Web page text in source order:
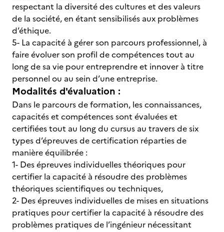
respectant la diversité des cultures et des valeurs
de la société, en étant sensibilisés aux problèmes
d’éthique.
5- La capacité à gérer son parcours professionnel, à
faire évoluer son profil de compétences tout au
long de sa vie pour entreprendre et innover à titre
personnel ou au sein d’une entreprise.
Modalités d'évaluation :
Dans le parcours de formation, les connaissances,
capacités et compétences sont évaluées et
certifiées tout au long du cursus au travers de six
types d’épreuves de certification réparties de
manière équilibrée :
1- Des épreuves individuelles théoriques pour
certifier la capacité à résoudre des problèmes
théoriques scientifiques ou techniques,
2- Des épreuves individuelles de mises en situations
pratiques pour certifier la capacité à résoudre des
problèmes pratiques de l’ingénieur nécessitant